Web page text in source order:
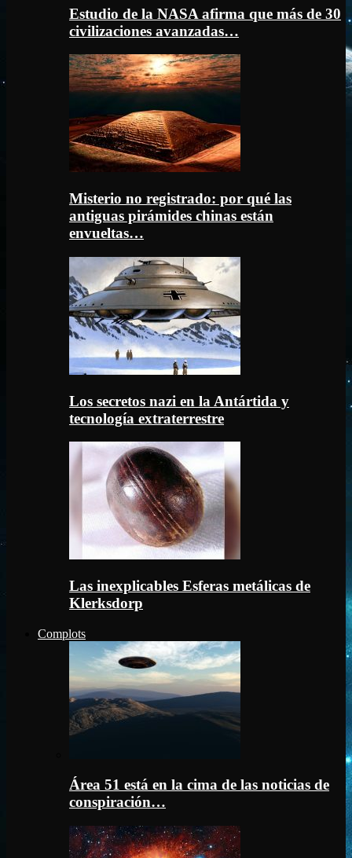
Estudio de la NASA afirma que más de 30
civilizaciones avanzadas…
Misterio no registrado: por qué las
antiguas pirámides chinas están
envueltas…
Los secretos nazi en la Antártida y
tecnología extraterrestre
Las inexplicables Esferas metálicas de
Klerksdorp
Complots
Área 51 está en la cima de las noticias de
conspiración…